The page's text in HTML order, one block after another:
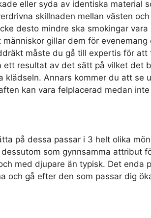
eller syda av identiska material
skillnaden mellan västen
desto mindre ska smokingar
gillar dem för evenemang
måste du gå till expertis för att
ett resultat av det sätt på vilket det
klädseln. Annars kommer du att se
kan vara felplacerad medan
på dessa passar i 3 helt olika
som gynnsamma attribut
med djupare än typisk. Det enda
och gå efter den som passar dig